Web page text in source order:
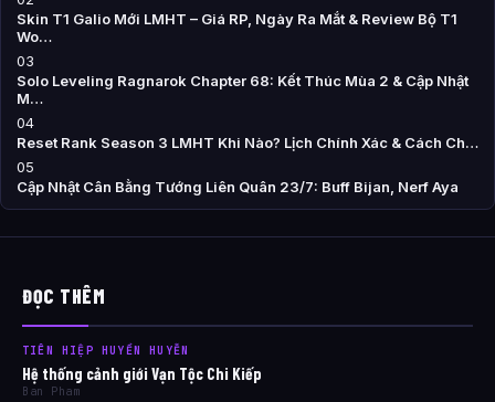
Skin T1 Galio Mới LMHT – Giá RP, Ngày Ra Mắt & Review Bộ T1
Wo…
03
Solo Leveling Ragnarok Chapter 68: Kết Thúc Mùa 2 & Cập Nhật
M…
04
Reset Rank Season 3 LMHT Khi Nào? Lịch Chính Xác & Cách Ch…
05
Cập Nhật Cân Bằng Tướng Liên Quân 23/7: Buff Bijan, Nerf Aya
ĐỌC THÊM
TIÊN HIỆP HUYỀN HUYỄN
Hệ thống cảnh giới Vạn Tộc Chi Kiếp
Ban Pham